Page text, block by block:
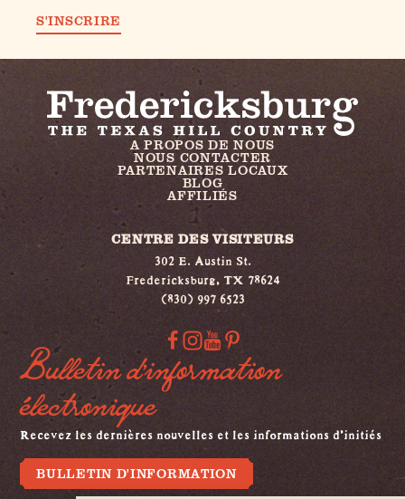
S'INSCRIRE
A PROPOS DE NOUS
NOUS CONTACTER
PARTENAIRES LOCAUX
BLOG
AFFILIÉS
CENTRE DES VISITEURS
302 E. Austin St.
Fredericksburg, TX 78624
(830) 997 6523
Bulletin d'information
électronique
Recevez les dernières nouvelles et les informations d'initiés
BULLETIN D'INFORMATION